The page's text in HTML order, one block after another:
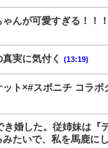
んが可愛すぎる！！
実に気付く (13:19)
ト×#スポニチ コラボ
き婚した。従姉妹は『
みたいで、私を馬鹿に